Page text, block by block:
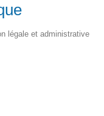
légale et administrative